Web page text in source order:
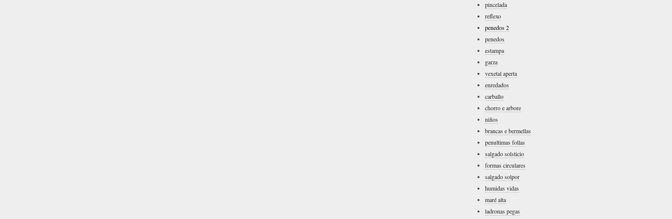
pincelada
reflexo
penedos 2
penedos
estampa
garza
vexetal aperta
enredados
carballo
chorro e arbore
niños
brancas e bermellas
penultimas follas
salgado solsticio
formas circulares
salgado solpor
humidas vidas
maré alta
ladronas pegas